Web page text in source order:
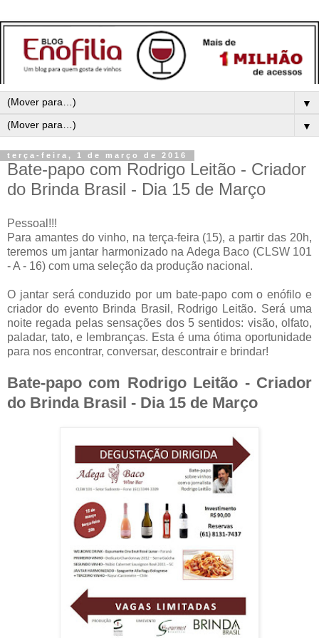
▼
▼
terça-feira, 1 de março de 2016
Bate-papo com Rodrigo Leitão - Criador
do Brinda Brasil - Dia 15 de Março
Pessoal!!!
Para amantes do vinho, na terça-feira (15), a partir das 20h,
teremos um jantar harmonizado na Adega Baco (CLSW 101
- A - 16) com uma seleção da produção nacional.
O jantar será conduzido por um bate-papo com o enófilo e
criador do evento Brinda Brasil, Rodrigo Leitão. Será uma
noite regada pelas sensações dos 5 sentidos: visão, olfato,
paladar, tato, e lembranças. Esta é uma ótima oportunidade
para nos encontrar, conversar, descontrair e brindar!
Bate-papo com Rodrigo Leitão - Criador
do Brinda Brasil - Dia 15 de Março